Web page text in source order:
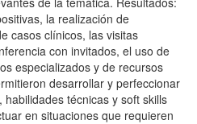
la realización de
casos clínicos, las visitas
con invitados, el uso de
especializados y de recursos
desarrollar y perfeccionar
habilidades técnicas y soft skills
en situaciones que requieren